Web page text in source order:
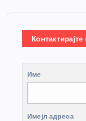
Контактирајте
Име
Имејл адреса